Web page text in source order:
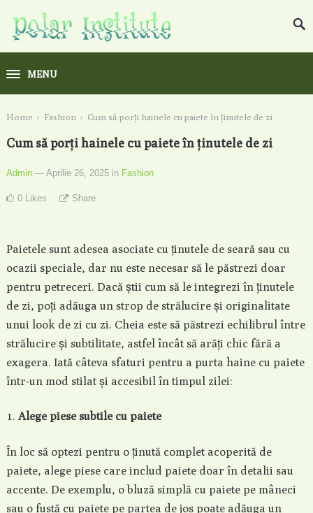
MENU
Home › Fashion › Cum să porți hainele cu paiete în ținutele de zi
Cum să porți hainele cu paiete în ținutele de zi
Admin — Aprilie 26, 2025 in Fashion
0 Likes Share
Paietele sunt adesea asociate cu ținutele de seară sau cu
ocazii speciale, dar nu este necesar să le păstrezi doar
pentru petreceri. Dacă știi cum să le integrezi în ținutele
de zi, poți adăuga un strop de strălucire și originalitate
unui look de zi cu zi. Cheia este să păstrezi echilibrul între
strălucire și subtilitate, astfel încât să arăți chic fără a
exagera. Iată câteva sfaturi pentru a purta haine cu paiete
într-un mod stilat și accesibil în timpul zilei:
Alege piese subtile cu paiete
În loc să optezi pentru o ținută complet acoperită de
paiete, alege piese care includ paiete doar în detalii sau
accente. De exemplu, o bluză simplă cu paiete pe mâneci
sau o fustă cu paiete pe partea de jos poate adăuga un